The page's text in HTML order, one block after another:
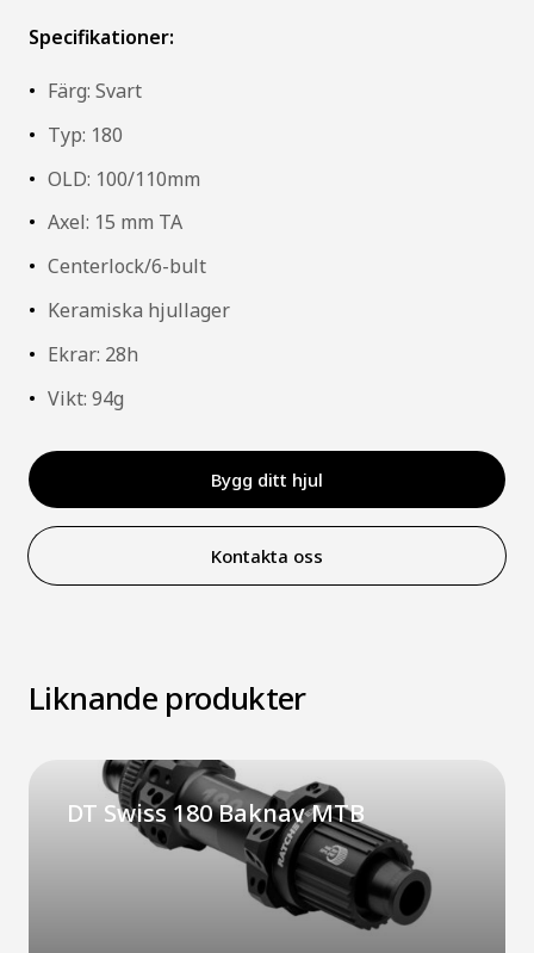
Specifikationer:
Färg: Svart
Typ: 180
OLD: 100/110mm
Axel: 15 mm TA
Centerlock/6-bult
Keramiska hjullager
Ekrar: 28h
Vikt: 94g
Bygg ditt hjul
Kontakta oss
Liknande produkter
DT Swiss 180 Baknav MTB